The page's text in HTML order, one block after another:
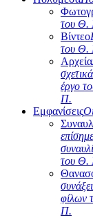
του Θ.
Βίντεο
του Θ.
Αρχεία
έργο
Π.
Εμφανίσεις
του Θ.
φίλων
Π.